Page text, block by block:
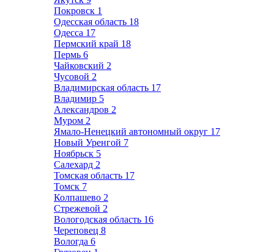
Покровск 1
Одесская область 18
Одесса 17
Пермский край 18
Пермь 6
Чайковский 2
Чусовой 2
Владимирская область 17
Владимир 5
Александров 2
Муром 2
Ямало-Ненецкий автономный округ 17
Новый Уренгой 7
Ноябрьск 5
Салехард 2
Томская область 17
Томск 7
Колпашево 2
Стрежевой 2
Вологодская область 16
Череповец 8
Вологда 6